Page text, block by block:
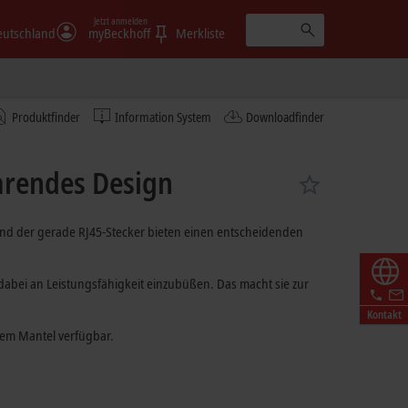
myBeckhoff
Jetzt anmelden
Merkliste
Produktfinder Information System Downloadfinder
Kontakt
Design
der gerade RJ45-Stecker bieten einen entscheidenden
an Leistungsfähigkeit einzubüßen. Das macht sie zur
Mantel verfügbar.